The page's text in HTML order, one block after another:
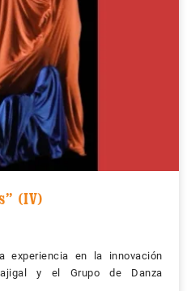
(IV)
experiencia en la innovación
y el Grupo de Danza